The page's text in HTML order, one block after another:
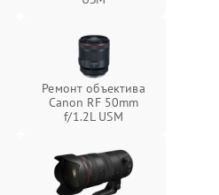
Ремонт объектива
Canon RF 50mm
f/1.2L USM